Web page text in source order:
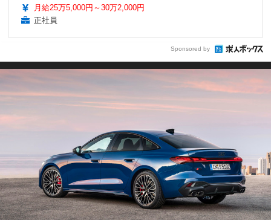
月給25万5,000円～30万2,000円
正社員
Sponsored by